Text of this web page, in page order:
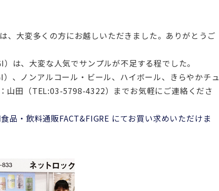
、大変多くの方にお越しいただきました。ありがとうご
は、大変な人気でサンプルが不足する程でした。
、ノンアルコール・ビール、ハイボール、きらやかチュ
山田（TEL:03-5798-4322）までお気軽にご連絡くださ
品・飲料通販FACT&FIGRE にてお買い求めいただけま